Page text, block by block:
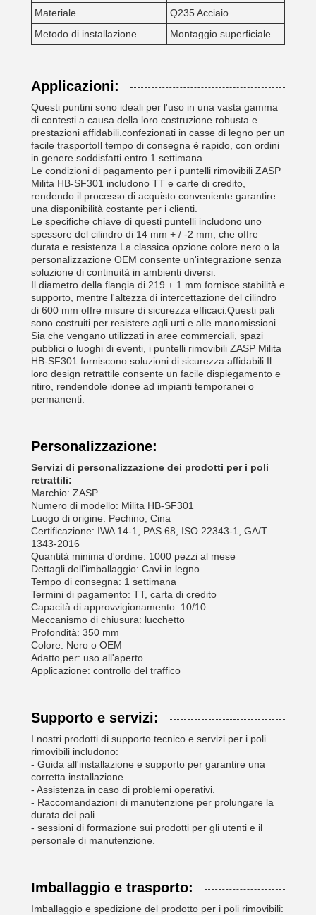
Materiale
Q235 Acciaio
Metodo di installazione
Montaggio superficiale
Applicazioni:
Questi puntini sono ideali per l'uso in una vasta gamma
di contesti a causa della loro costruzione robusta e
prestazioni affidabili.confezionati in casse di legno per un
facile trasportoIl tempo di consegna è rapido, con ordini
in genere soddisfatti entro 1 settimana.
Le condizioni di pagamento per i puntelli rimovibili ZASP
Milita HB-SF301 includono TT e carte di credito,
rendendo il processo di acquisto conveniente.garantire
una disponibilità costante per i clienti.
Le specifiche chiave di questi puntelli includono uno
spessore del cilindro di 14 mm + / -2 mm, che offre
durata e resistenza.La classica opzione colore nero o la
personalizzazione OEM consente un'integrazione senza
soluzione di continuità in ambienti diversi.
Il diametro della flangia di 219 ± 1 mm fornisce stabilità e
supporto, mentre l'altezza di intercettazione del cilindro
di 600 mm offre misure di sicurezza efficaci.Questi pali
sono costruiti per resistere agli urti e alle manomissioni..
Sia che vengano utilizzati in aree commerciali, spazi
pubblici o luoghi di eventi, i puntelli rimovibili ZASP Milita
HB-SF301 forniscono soluzioni di sicurezza affidabili.Il
loro design retrattile consente un facile dispiegamento e
ritiro, rendendole idonee ad impianti temporanei o
permanenti.
Personalizzazione:
Servizi di personalizzazione dei prodotti per i poli
retrattili:
Marchio: ZASP
Numero di modello: Milita HB-SF301
Luogo di origine: Pechino, Cina
Certificazione: IWA 14-1, PAS 68, ISO 22343-1, GA/T
1343-2016
Quantità minima d'ordine: 1000 pezzi al mese
Dettagli dell'imballaggio: Cavi in legno
Tempo di consegna: 1 settimana
Termini di pagamento: TT, carta di credito
Capacità di approvvigionamento: 10/10
Meccanismo di chiusura: lucchetto
Profondità: 350 mm
Colore: Nero o OEM
Adatto per: uso all'aperto
Applicazione: controllo del traffico
Supporto e servizi:
I nostri prodotti di supporto tecnico e servizi per i poli
rimovibili includono:
- Guida all'installazione e supporto per garantire una
corretta installazione.
- Assistenza in caso di problemi operativi.
- Raccomandazioni di manutenzione per prolungare la
durata dei pali.
- sessioni di formazione sui prodotti per gli utenti e il
personale di manutenzione.
Imballaggio e trasporto:
Imballaggio e spedizione del prodotto per i poli rimovibili: